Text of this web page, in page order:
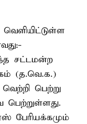
சட்டமன்ற
(த.வெ.க.)
பெற்று
பேரியக்கமும்